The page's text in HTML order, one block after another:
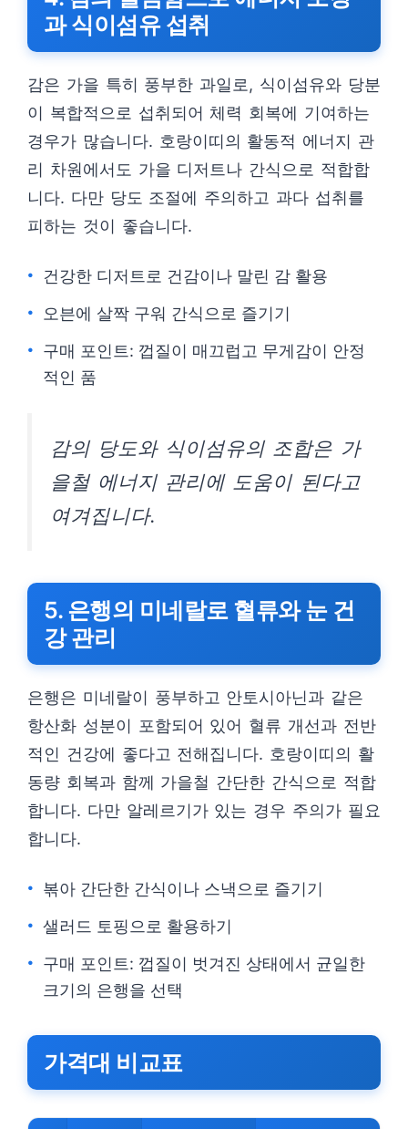
과 식이섬유 섭취
감은 가을 특히 풍부한 과일로, 식이섬유와 당분
이 복합적으로 섭취되어 체력 회복에 기여하는
경우가 많습니다. 호랑이띠의 활동적 에너지 관
리 차원에서도 가을 디저트나 간식으로 적합합
니다. 다만 당도 조절에 주의하고 과다 섭취를
피하는 것이 좋습니다.
건강한 디저트로 건감이나 말린 감 활용
오븐에 살짝 구워 간식으로 즐기기
구매 포인트: 껍질이 매끄럽고 무게감이 안정
적인 품
감의 당도와 식이섬유의 조합은 가
을철 에너지 관리에 도움이 된다고
여겨집니다.
5. 은행의 미네랄로 혈류와 눈 건
강 관리
은행은 미네랄이 풍부하고 안토시아닌과 같은
항산화 성분이 포함되어 있어 혈류 개선과 전반
적인 건강에 좋다고 전해집니다. 호랑이띠의 활
동량 회복과 함께 가을철 간단한 간식으로 적합
합니다. 다만 알레르기가 있는 경우 주의가 필요
합니다.
볶아 간단한 간식이나 스낵으로 즐기기
샐러드 토핑으로 활용하기
구매 포인트: 껍질이 벗겨진 상태에서 균일한
크기의 은행을 선택
가격대 비교표